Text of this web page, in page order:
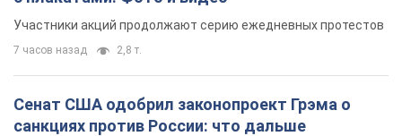
Участники акций продолжают серию ежедневных протестов
7 часов назад 2,8 т.
Сенат США одобрил законопроект Грэма о
санкциях против России: что дальше